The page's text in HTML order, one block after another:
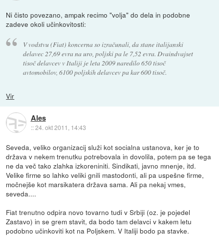
Ni čisto povezano, ampak recimo "volja" do dela in podobne
zadeve okoli učinkovitosti:
V vodstvu (Fiat) koncerna so izračunali, da stane italijanski
delavec 27,69 evra na uro, poljski pa le 7,52 evra. Dvaindvajset
tisoč delavcev v Italiji je leta 2009 naredilo 650 tisoč
avtomobilov, 6100 poljskih delavcev pa kar 600 tisoč.
Vir
Ales
::24. okt 2011, 14:43
Seveda, veliko organizacij služi kot socialna ustanova, ker je to
država v nekem trenutku potrebovala in dovolila, potem pa se tega
ne da več tako zlahka izkoreniniti. Sindikati, javno mnenje, itd.
Velike firme so lahko veliki gnili mastodonti, ali pa uspešne firme,
močnejše kot marsikatera država sama. Ali pa nekaj vmes,
seveda....
Fiat trenutno odpira novo tovarno tudi v Srbiji (oz. je pojedel
Zastavo) in se grem stavit, da bodo tam delavci v kakem letu
podobno učinkoviti kot na Poljskem. V Italiji bodo pa stavke.